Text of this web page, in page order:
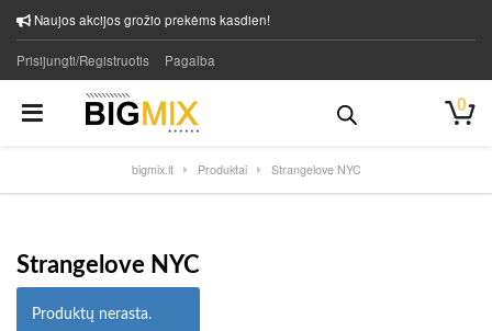
Naujos akcijos grožio prekėms kasdien!
Prisijungti/Registruotis Pagalba
0
bigmix.lt Produktai Strangelove NYC
Strangelove NYC
Produktų nerasta.